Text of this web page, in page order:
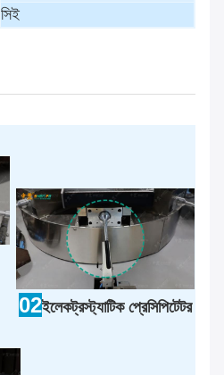
সিই
02ইলেকট্রস্ট্যাটিক প্রেসিপিটেটর